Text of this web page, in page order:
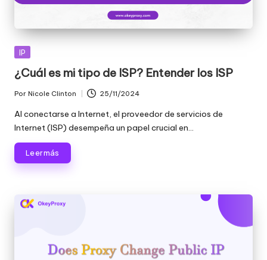
Publicada
IP
¿Cuál es mi tipo de ISP? Entender los ISP
Publicado
por
Por Nicole Clinton 25/11/2024
Al conectarse a Internet, el proveedor de servicios de
Internet (ISP) desempeña un papel crucial en...
Leer más